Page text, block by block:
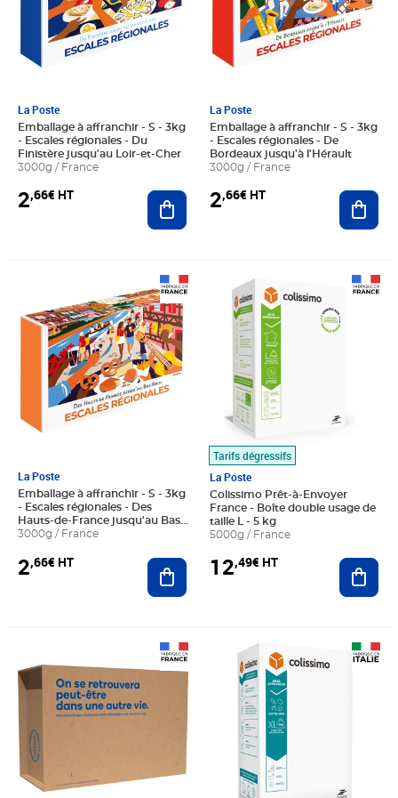
La Poste
Emballage à affranchir - S - 3kg
- Escales régionales - Du
Finistère jusqu'au Loir-et-Cher
3000g / France
2,66€ HT Ajouter au panier
La Poste
Emballage à affranchir - S - 3kg
- Escales régionales - De
Bordeaux jusqu'à l'Hérault
3000g / France
2,66€ HT
La Poste
Emballage à affranchir - S - 3kg
- Escales régionales - Des
Hauts-de-France jusqu'au Bas-
Rhin
3000g / France
2,66€ HT Ajouter au panier
Tarifs dégressifs
La Poste
Colissimo Prêt-à-Envoyer
France - Boîte double usage de
taille L - 5 kg
5000g / France
12,49€ HT
Prix 12,49€ HT
Prix 53,41€ HT